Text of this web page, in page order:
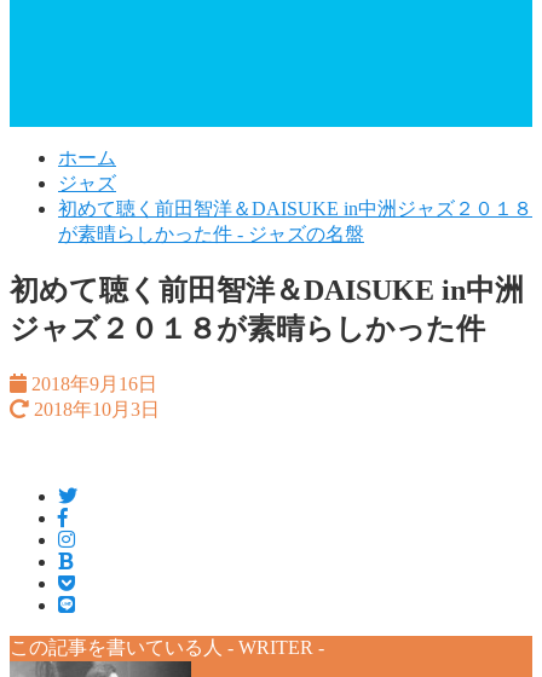
ホーム
ジャズ
初めて聴く前田智洋＆DAISUKE in中洲ジャズ２０１８
が素晴らしかった件 - ジャズの名盤
初めて聴く前田智洋＆DAISUKE in中洲
ジャズ２０１８が素晴らしかった件
2018年9月16日
2018年10月3日
この記事を書いている人 - WRITER -